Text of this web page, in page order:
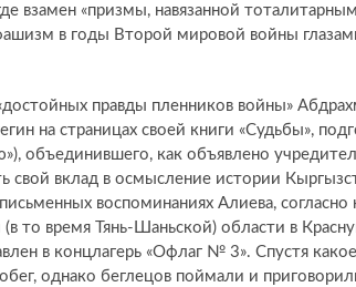
взамен «призмы, навязанной
в годы Второй мировой войны
правды пленников войны»
на страницах своей книги «Судьбы»,
объединившего, как объявлено
свой вклад в осмысление истории
письменных воспоминаниях Алиева,
то время Тянь-Шаньской) области в
в концлагерь «Офлаг № 3». Спустя
однако беглецов поймали и